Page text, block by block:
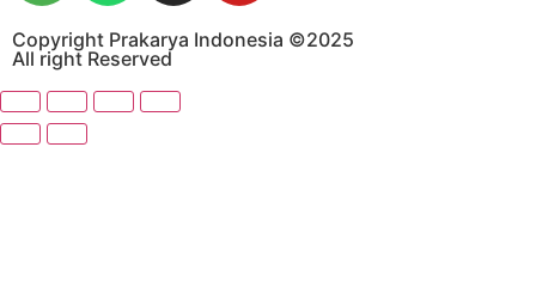
Copyright Prakarya Indonesia ©2025
All right Reserved